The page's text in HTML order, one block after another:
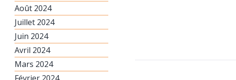
Août 2024
Juillet 2024
Juin 2024
Avril 2024
Mars 2024